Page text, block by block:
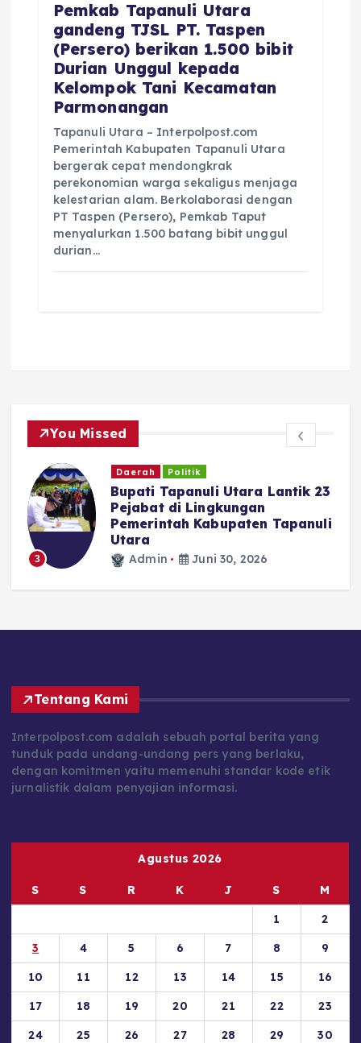
‎Pemkab Tapanuli Utara
gandeng TJSL PT. Taspen
(Persero) berikan 1.500 bibit
Durian Unggul kepada
Kelompok Tani Kecamatan
Parmonangan
Tapanuli Utara – Interpolpost.com
Pemerintah Kabupaten Tapanuli Utara
bergerak cepat mendongkrak
perekonomian warga sekaligus menjaga
kelestarian alam. Berkolaborasi dengan
PT Taspen (Persero), Pemkab Taput
menyalurkan 1.500 batang bibit unggul
durian…
You Missed
3
Daerah Politik
Bupati Tapanuli Utara Lantik 23
Pejabat di Lingkungan
Pemerintah Kabupaten Tapanuli
Utara
Admin Juni 30, 2026
Tentang Kami
Interpolpost.com adalah sebuah portal berita yang
tunduk pada undang-undang pers yang berlaku,
dengan komitmen yaitu memenuhi standar kode etik
jurnalistik dalam penyajian informasi.
Agustus 2026
S S R K J S
M
1
2
3
4 5 6 7 8
9
10
11 12 13 14 15
16
17
18 19 20 21 22
23
24
25 26 27 28 29
30